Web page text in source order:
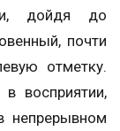
дойдя до
почти
отметку.
восприятии,
непрерывном